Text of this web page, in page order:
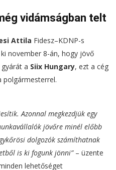
vidámságban telt
Attila Fidesz–KDNP-s
november 8-án, hogy jövő
a Siix Hungary, ezt a cég
polgármesterrel.
Azonnal megkezdjük egy
jövőre minél előbb
dolgozók számíthatnak
is ki fogunk jönni”– üzente
lehetőséget